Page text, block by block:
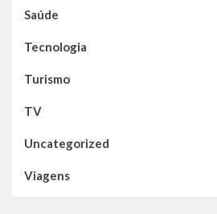
Saúde
Tecnologia
Turismo
TV
Uncategorized
Viagens